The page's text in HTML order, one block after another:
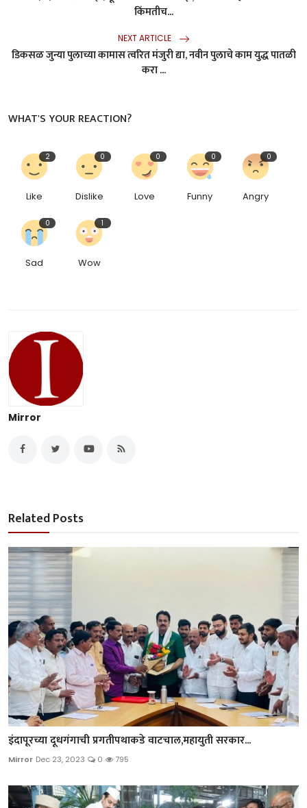
किंमतीच...
NEXT ARTICLE
डिकसळ जुन्या पुलाच्या कामास त्वरित मंजुरी द्या, नवीन पुलाचे काम युद्ध पातळी
करा ...
WHAT'S YOUR REACTION?
2
Like
0
Dislike
0
Love
0
Funny
0
Angry
0
Sad
1
Wow
Mirror
Related Posts
इंदापूरच्या दूधगंगाची प्रगतीपथाकडे वाटचाल,महायुती सरकार...
Mirror Dec 23, 2023 0 795